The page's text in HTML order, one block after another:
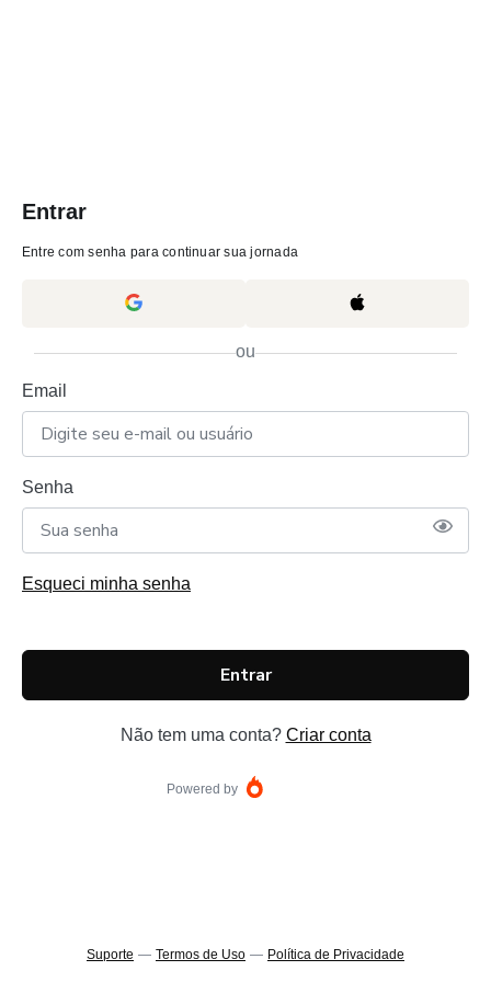
Entrar
Entre com senha para continuar sua jornada
ou
Email
Senha
Esqueci minha senha
Entrar
Não tem uma conta? Criar conta
Powered by
Suporte — Termos de Uso — Política de Privacidade